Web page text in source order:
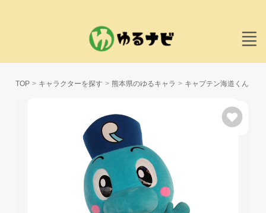
TOP キャラクターを探す 熊本県のゆるキャラ キャプテン海道くん